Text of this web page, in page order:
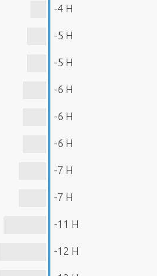
-4 H
-5 H
-5 H
-6 H
-6 H
-6 H
-7 H
-7 H
-11 H
-12 H